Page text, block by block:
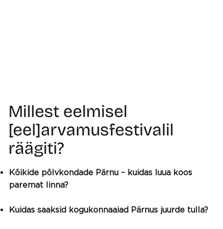
Millest eelmisel
[eel]arvamusfestivalil
räägiti?
Kõikide põlvkondade Pärnu – kuidas luua koos
paremat linna?
Kuidas saaksid kogukonnaaiad Pärnus juurde tulla?